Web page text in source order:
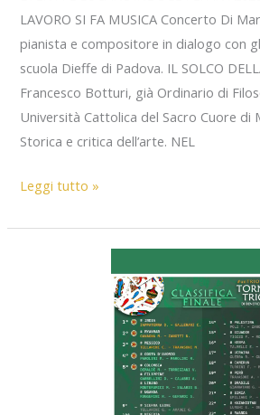
LAVORO SI FA MUSICA Concerto Di
pianista e compositore in dialogo con
scuola Dieffe di Padova. IL SOLCO
Francesco Botturi, già Ordinario di
Università Cattolica del Sacro Cuore di
Storica e critica dell’arte. NEL
Fefant
–
Leggi tutto »